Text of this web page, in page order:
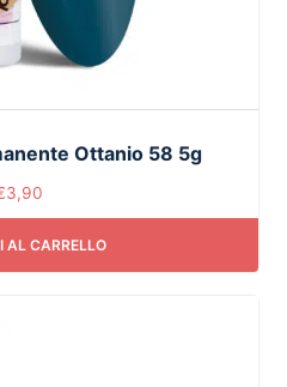
Ottanio 58 5g
3,90
AL CARRELLO